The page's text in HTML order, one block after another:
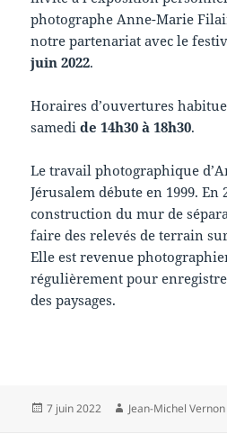
photographe Anne-Marie
notre partenariat avec le
juin 2022.
Horaires d’ouvertures
samedide 14h30 à 18h30.
Le travail photographique
Jérusalem débute en 1999. En
construction du mur de
faire des relevés de terrain
Elle est revenue
régulièrement pour
des paysages.
Publié
7 juin 2022 Auteur
Jean-Michel Vernon